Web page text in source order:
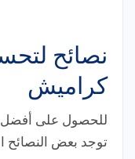
نصائح
كراميش
للحصول على أفضل
توجد بعض النصائح